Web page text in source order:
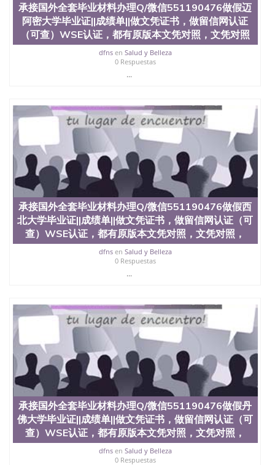
承接国外全套毕业材料办理Q/微信551190476做假迈
阿密大学毕业证||成绩单||做文凭证书，做留信网认证
（可查）WSE认证，都有原版本文凭对照，文凭对照
dfnsen Salud y Belleza
0 Respuestas
...
承接国外全套毕业材料办理Q/微信551190476做假西
北大学毕业证||成绩单||做文凭证书，做留信网认证（可
查）WSE认证，都有原版本文凭对照，文凭对照，
dfnsen Salud y Belleza
0 Respuestas
...
承接国外全套毕业材料办理Q/微信551190476做假丹
佛大学毕业证||成绩单||做文凭证书，做留信网认证（可
查）WSE认证，都有原版本文凭对照，文凭对照，
dfnsen Salud y Belleza
0 Respuestas